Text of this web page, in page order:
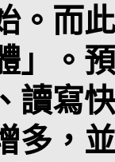
。而
」。
讀寫
多，